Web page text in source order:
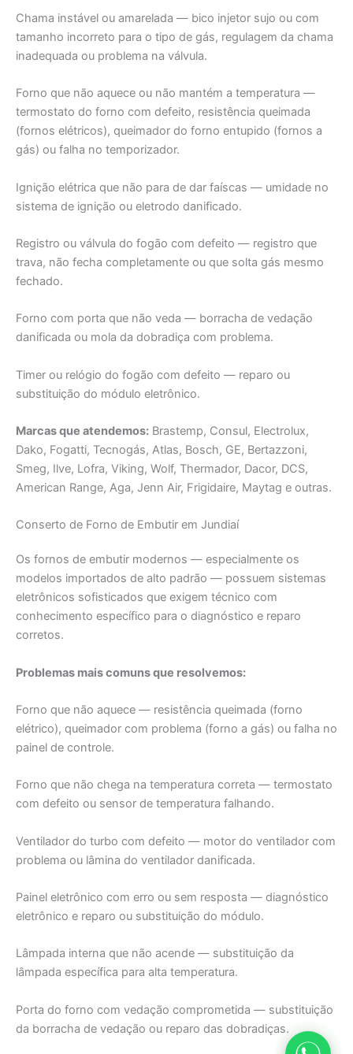
Chama instável ou amarelada — bico injetor sujo ou com
tamanho incorreto para o tipo de gás, regulagem da chama
inadequada ou problema na válvula.
Forno que não aquece ou não mantém a temperatura —
termostato do forno com defeito, resistência queimada
(fornos elétricos), queimador do forno entupido (fornos a
gás) ou falha no temporizador.
Ignição elétrica que não para de dar faíscas — umidade no
sistema de ignição ou eletrodo danificado.
Registro ou válvula do fogão com defeito — registro que
trava, não fecha completamente ou que solta gás mesmo
fechado.
Forno com porta que não veda — borracha de vedação
danificada ou mola da dobradiça com problema.
Timer ou relógio do fogão com defeito — reparo ou
substituição do módulo eletrônico.
Marcas que atendemos: Brastemp, Consul, Electrolux,
Dako, Fogatti, Tecnogás, Atlas, Bosch, GE, Bertazzoni,
Smeg, Ilve, Lofra, Viking, Wolf, Thermador, Dacor, DCS,
American Range, Aga, Jenn Air, Frigidaire, Maytag e outras.
Conserto de Forno de Embutir em Jundiaí
Os fornos de embutir modernos — especialmente os
modelos importados de alto padrão — possuem sistemas
eletrônicos sofisticados que exigem técnico com
conhecimento específico para o diagnóstico e reparo
corretos.
Problemas mais comuns que resolvemos:
Forno que não aquece — resistência queimada (forno
elétrico), queimador com problema (forno a gás) ou falha no
painel de controle.
Forno que não chega na temperatura correta — termostato
com defeito ou sensor de temperatura falhando.
Ventilador do turbo com defeito — motor do ventilador com
problema ou lâmina do ventilador danificada.
Painel eletrônico com erro ou sem resposta — diagnóstico
eletrônico e reparo ou substituição do módulo.
Lâmpada interna que não acende — substituição da
lâmpada específica para alta temperatura.
Porta do forno com vedação comprometida — substituição
da borracha de vedação ou reparo das dobradiças.